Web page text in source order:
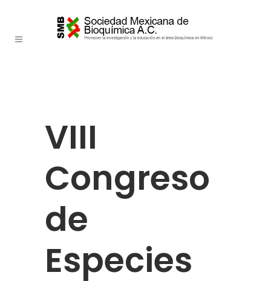
VIII
Congreso
de
Especies